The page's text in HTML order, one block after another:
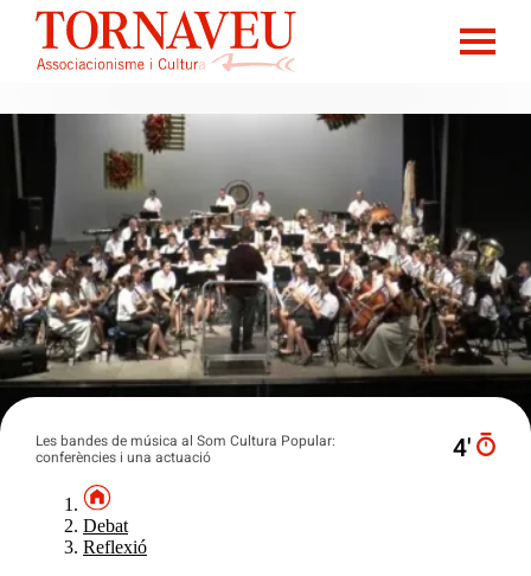
Les bandes de música al Som Cultura Popular:
conferències i una actuació
4′
Debat
Reflexió